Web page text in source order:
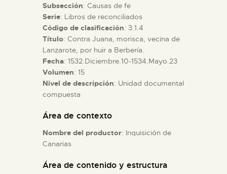
ACTIVIDADES
█
EL MUSEO
DIDÁCTICA
ESPAÑOL
Subsección: Causas de fe
Serie: Libros de reconciliados
Código de clasificación: 3.1.4
Título: Contra Juana, morisca, vecina de
Lanzarote, por huir a Berbería.
Fecha: 1532.Diciembre.10-1534.Mayo.23
Volumen: 15
Nivel de descripción: Unidad documental
compuesta
Área de contexto
Nombre del productor: Inquisición de
Canarias
Área de contenido y estructura